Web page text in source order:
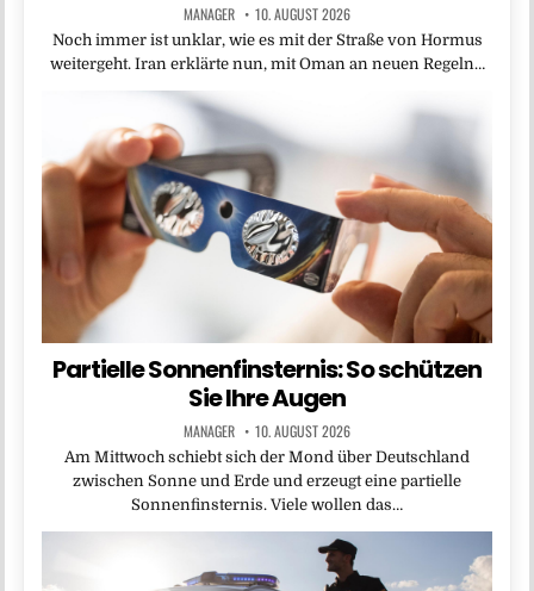
MANAGER 10. AUGUST 2026
Noch immer ist unklar, wie es mit der Straße von Hormus
weitergeht. Iran erklärte nun, mit Oman an neuen Regeln…
Partielle Sonnenfinsternis: So schützen
Sie Ihre Augen
MANAGER 10. AUGUST 2026
Am Mittwoch schiebt sich der Mond über Deutschland
zwischen Sonne und Erde und erzeugt eine partielle
Sonnenfinsternis. Viele wollen das…